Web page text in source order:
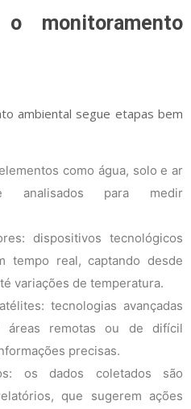
monitoramento
ambiental segue etapas bem
como água, solo e ar
analisados para medir
dispositivos tecnológicos
tempo real, captando desde
variações de temperatura.
tecnologias avançadas
áreas remotas ou de difícil
precisas.
os dados coletados são
que sugerem ações